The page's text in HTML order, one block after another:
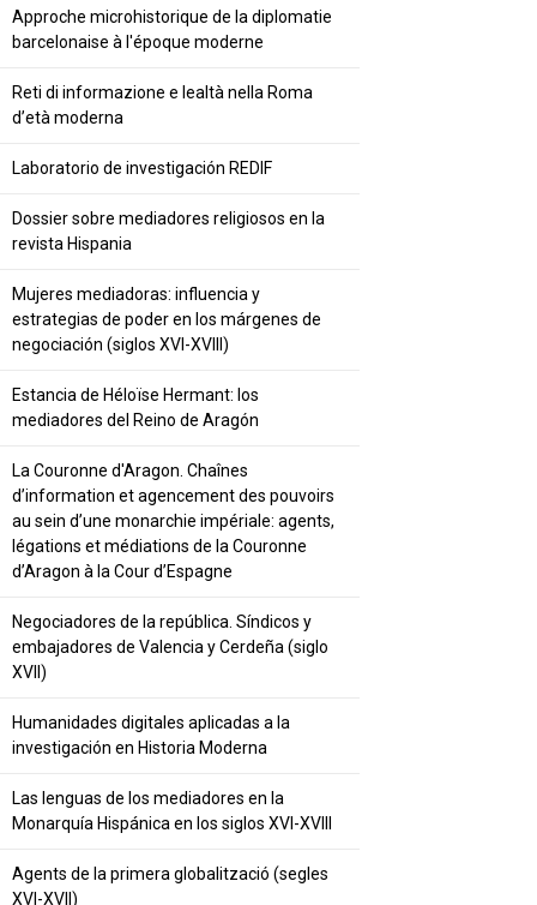
Approche microhistorique de la diplomatie
barcelonaise à l'époque moderne
Reti di informazione e lealtà nella Roma
d’età moderna
Laboratorio de investigación REDIF
Dossier sobre mediadores religiosos en la
revista Hispania
Mujeres mediadoras: influencia y
estrategias de poder en los márgenes de
negociación (siglos XVI-XVIII)
Estancia de Héloïse Hermant: los
mediadores del Reino de Aragón
La Couronne d'Aragon. Chaînes
d’information et agencement des pouvoirs
au sein d’une monarchie impériale: agents,
légations et médiations de la Couronne
d’Aragon à la Cour d’Espagne
Negociadores de la república. Síndicos y
embajadores de Valencia y Cerdeña (siglo
XVII)
Humanidades digitales aplicadas a la
investigación en Historia Moderna
Las lenguas de los mediadores en la
Monarquía Hispánica en los siglos XVI-XVIII
Agents de la primera globalització (segles
XVI-XVII)